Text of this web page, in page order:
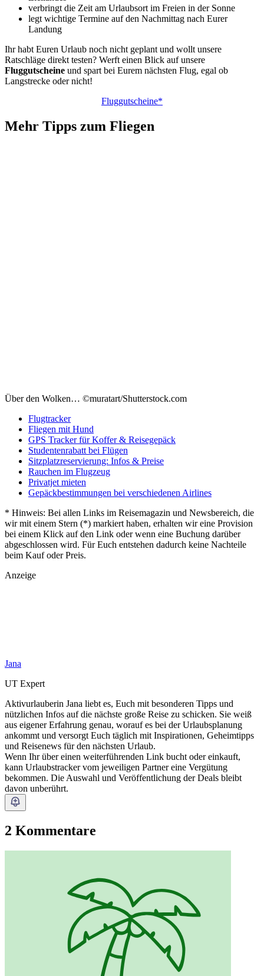
verbringt die Zeit am Urlaubsort im Freien in der Sonne
legt wichtige Termine auf den Nachmittag nach Eurer
Landung
Ihr habt Euren Urlaub noch nicht geplant und wollt unsere
Ratschläge direkt testen? Werft einen Blick auf unsere
Fluggutscheine und spart bei Eurem nächsten Flug, egal ob
Langstrecke oder nicht!
Fluggutscheine*
Mehr Tipps zum Fliegen
Über den Wolken… ©muratart/Shutterstock.com
Flugtracker
Fliegen mit Hund
GPS Tracker für Koffer & Reisegepäck
Studentenrabatt bei Flügen
Sitzplatzreservierung: Infos & Preise
Rauchen im Flugzeug
Privatjet mieten
Gepäckbestimmungen bei verschiedenen Airlines
* Hinweis: Bei allen Links im Reisemagazin und Newsbereich, die
wir mit einem Stern (*) markiert haben, erhalten wir eine Provision
bei einem Klick auf den Link oder wenn eine Buchung darüber
abgeschlossen wird. Für Euch entstehen dadurch keine Nachteile
beim Kauf oder Preis.
Anzeige
Jana
UT Expert
Aktivurlauberin Jana liebt es, Euch mit besonderen Tipps und
nützlichen Infos auf die nächste große Reise zu schicken. Sie weiß
aus eigener Erfahrung genau, worauf es bei der Urlaubsplanung
ankommt und versorgt Euch täglich mit Inspirationen, Geheimtipps
und Reisenews für den nächsten Urlaub.
Wenn Ihr über einen weiterführenden Link bucht oder einkauft,
kann Urlaubstracker vom jeweiligen Partner eine Vergütung
bekommen. Die Auswahl und Veröffentlichung der Deals bleibt
davon unberührt.
2 Kommentare